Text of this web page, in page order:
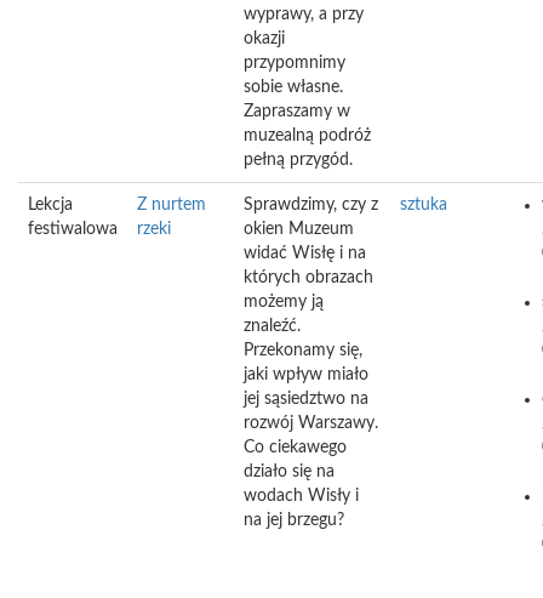
wyprawy, a przy
okazji
przypomnimy
sobie własne.
Zapraszamy w
muzealną podróż
pełną przygód.
Lekcja
festiwalowa
Z nurtem
rzeki
Sprawdzimy, czy z
okien Muzeum
widać Wisłę i na
których obrazach
możemy ją
znaleźć.
Przekonamy się,
jaki wpływ miało
jej sąsiedztwo na
rozwój Warszawy.
Co ciekawego
działo się na
wodach Wisły i
na jej brzegu?
sztuka